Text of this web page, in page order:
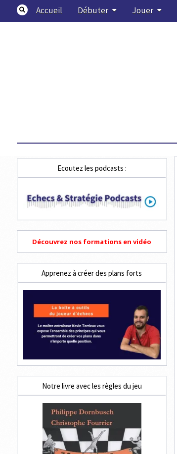
content
Accueil Débuter Jouer
Ecoutez les podcasts :
Découvrez nos formations en vidéo
Apprenez à créer des plans forts
Notre livre avec les règles du jeu